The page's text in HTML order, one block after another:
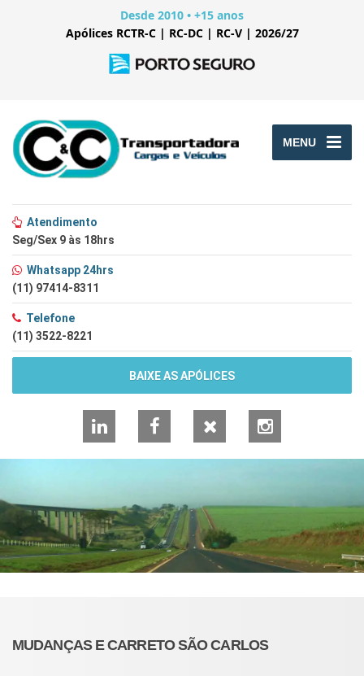
Desde 2010 • +15 anos
Apólices RCTR-C | RC-DC | RC-V | 2026/27
MENU
Atendimento
Seg/Sex 9 às 18hrs
Whatsapp 24hrs
(11) 97414-8311
Telefone
(11) 3522-8221
BAIXE AS APÓLICES
LinkedInFacebook Instagram
MUDANÇAS E CARRETO SÃO CARLOS